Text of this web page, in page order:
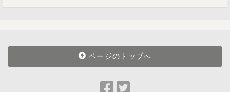
ページのトップへ
Facebook